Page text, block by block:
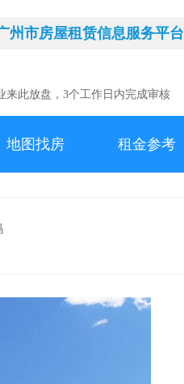
州市房屋租赁信息服务平台
来此放盘，3个工作日内完成审核
地图找房 租金参考